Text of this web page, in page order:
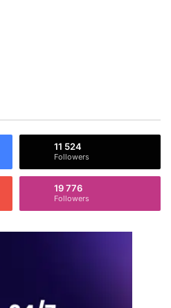
11 524
Followers
19 776
Followers